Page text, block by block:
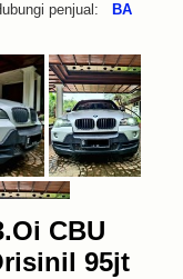
penjual:
BA
CBU
95jt